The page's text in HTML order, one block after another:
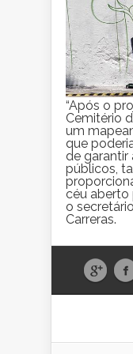
“Após o
Cemitério
um
que
de garantir
públicos,
céu aberto
o
Carreras.